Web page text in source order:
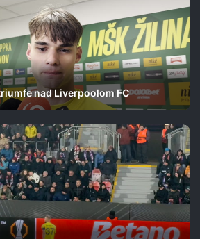
nad Liverpoolom FC